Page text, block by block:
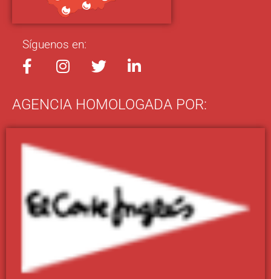
Síguenos en:
AGENCIA HOMOLOGADA POR: